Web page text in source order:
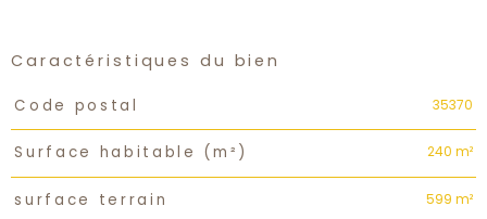
Caractéristiques du bien
Caractéristiques Valeurs
Code postal 35370
Surface habitable (m²) 240 m²
surface terrain 599 m²